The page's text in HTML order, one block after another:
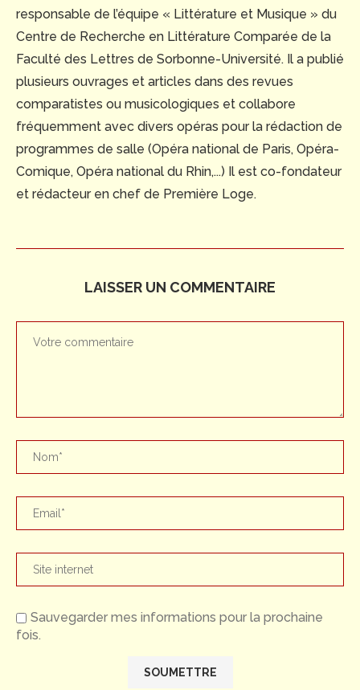
responsable de l’équipe « Littérature et Musique » du
Centre de Recherche en Littérature Comparée de la
Faculté des Lettres de Sorbonne-Université. Il a publié
plusieurs ouvrages et articles dans des revues
comparatistes ou musicologiques et collabore
fréquemment avec divers opéras pour la rédaction de
programmes de salle (Opéra national de Paris, Opéra-
Comique, Opéra national du Rhin,...) Il est co-fondateur
et rédacteur en chef de Première Loge.
LAISSER UN COMMENTAIRE
Sauvegarder mes informations pour la prochaine
fois.